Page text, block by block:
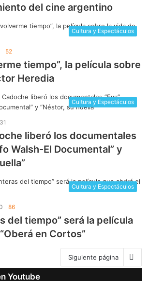
del cine argentino
Cultura y Espectáculos
52
tiempo”, la película sobre
Heredia
Cultura y Espectáculos
31
liberó los documentales
Walsh-El Documental” y
Cultura y Espectáculos
86
del tiempo” será la película
en Cortos”
Siguiente página
Youtube